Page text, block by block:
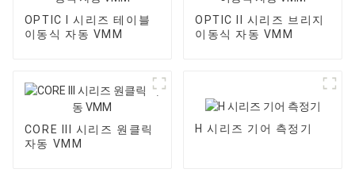
OPTIC I 시리즈 테이블
이동식 자동 VMM
OPTIC II 시리즈 브리지
이동식 자동 VMM
CORE III 시리즈 원클릭
자동 VMM
H 시리즈 기어 측정기